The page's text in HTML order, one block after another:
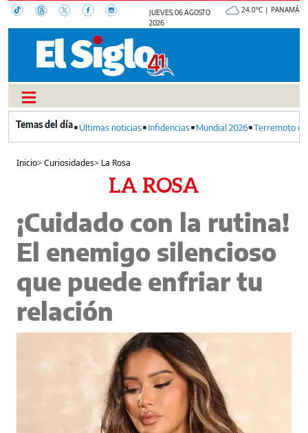
JUEVES, 06 AGOSTO
2026
24.0°C | PANAMÁ
Últimas noticias Infidencias Mundial 2026 Terremoto
Inicio>Curiosidades> La Rosa
LA ROSA
¡Cuidado con la rutina!
El enemigo silencioso
que puede enfriar tu
relación